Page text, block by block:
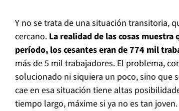
Y no se trata de una situación transitoria,
cercano. La realidad de las cosas
período, los cesantes eran de 774 mil
más de 5 mil trabajadores. El problema,
solucionado ni siquiera un poco, sino que
cae en esa situación tiene altas
tiempo largo, máxime si ya no es tan joven.